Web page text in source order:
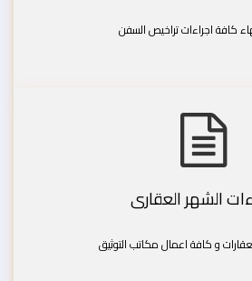
كافة اجراءات تراخيص السفن
الشهر العقارى
و كافة اعمال مكاتب التوثيق